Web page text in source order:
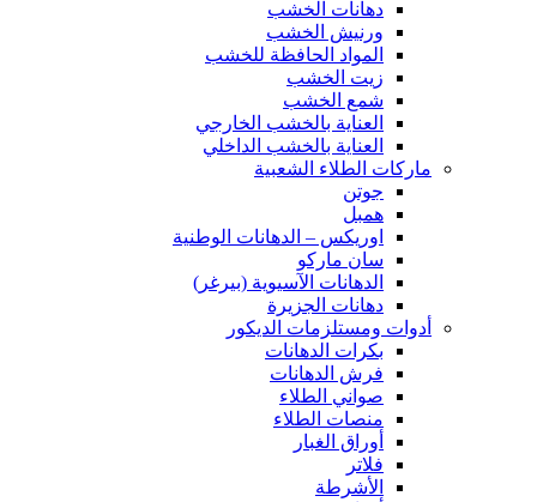
دهانات الخشب
ورنيش الخشب
المواد الحافظة للخشب
زيت الخشب
شمع الخشب
العناية بالخشب الخارجي
العناية بالخشب الداخلي
ماركات الطلاء الشعبية
جوتن
همبل
اوريكس – الدهانات الوطنية
سان ماركو
الدهانات الآسيوية (بيرغر)
دهانات الجزيرة
أدوات ومستلزمات الديكور
بكرات الدهانات
فرش الدهانات
صواني الطلاء
منصات الطلاء
أوراق الغبار
فلاتر
الأشرطة